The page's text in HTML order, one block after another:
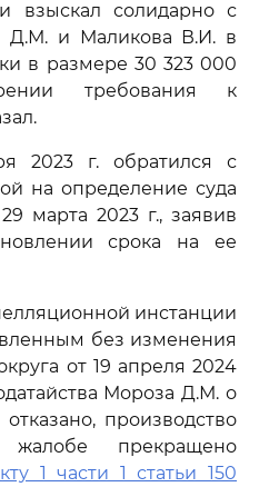
взыскал солидарно с
Д.М. и Маликова В.И. в
в размере 30 323 000
требования к
2023 г. обратился с
на определение суда
марта 2023 г., заявив
срока на ее
инстанции
без изменения
от 19 апреля 2024
Мороза Д.М. о
производство
прекращено
1 части 1 статьи 150